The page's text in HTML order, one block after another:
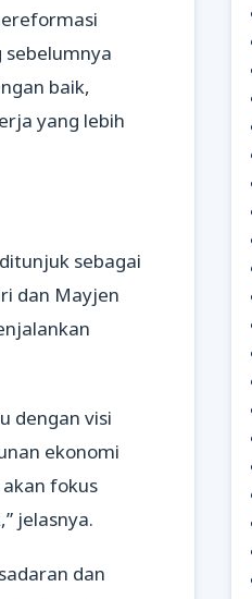
baik,
yang lebih
sebagai
dan Mayjen
dengan visi
ekonomi
fokus
jelasnya.
dan